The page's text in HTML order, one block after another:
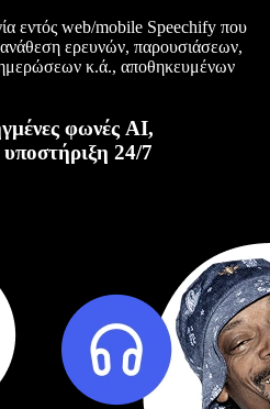
εντός web/mobile Speechify που
ερευνών, παρουσιάσεων,
κ.ά., αποθηκευμένων
φωνές AI,
υποστήριξη 24/7